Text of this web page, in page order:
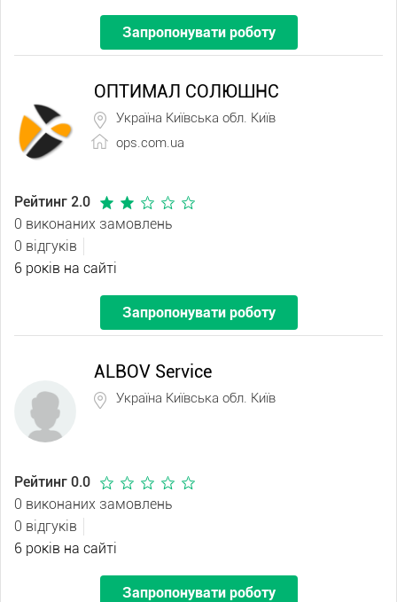
Запропонувати роботу
ОПТИМАЛ СОЛЮШНС
Україна Київська обл. Київ
ops.com.ua
Рейтинг 2.0
0 виконаних замовлень
0 відгуків
6 років на сайті
Запропонувати роботу
ALBOV Service
Україна Київська обл. Київ
Рейтинг 0.0
0 виконаних замовлень
0 відгуків
6 років на сайті
Запропонувати роботу